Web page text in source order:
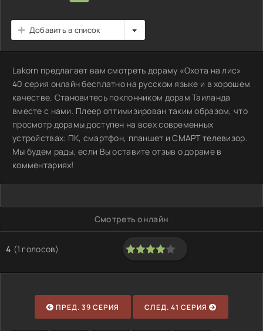
Добавить в список
Lakorn предлагает вам смотреть дораму «Охота на лис»
40 серия онлайн бесплатно на русском языке и в хорошем
качестве. Становитесь поклонником дорам Таиланда
вместе с нами. Плеер оптимизирован таким образом, что
просмотр дорамы доступен на всех современных
устройствах: ПК, смартфон, планшет и СМАРТ телевизор.
Мы будем рады, если Вы оставите отзыв о дораме в
комментариях!
Смотреть онлайн
4 (1 голосов)
80
ПРЕД. 39 СЕРИЯ СЛЕД. 41 СЕРИЯ